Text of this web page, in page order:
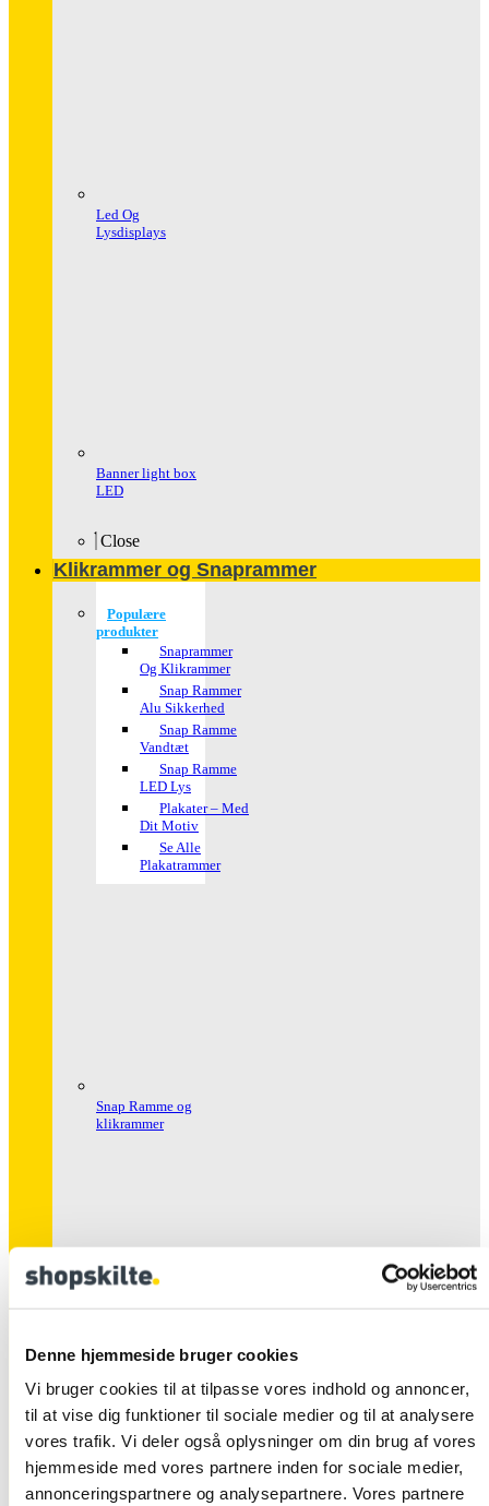
Denne hjemmeside bruger cookies
Vi bruger cookies til at tilpasse vores indhold og annoncer,
til at vise dig funktioner til sociale medier og til at analysere
vores trafik. Vi deler også oplysninger om din brug af vores
hjemmeside med vores partnere inden for sociale medier,
annonceringspartnere og analysepartnere. Vores partnere
Led Og
Lysdisplays
Banner light box
LED
Close
Klikrammer og Snaprammer
Populære
produkter
Snaprammer
Og Klikrammer
Snap Rammer
Alu Sikkerhed
Snap Ramme
Vandtæt
Snap Ramme
LED Lys
Plakater – Med
Dit Motiv
Se Alle
Plakatrammer
Snap Ramme og
klikrammer
Snap Rammer Alu
Sikkerhed